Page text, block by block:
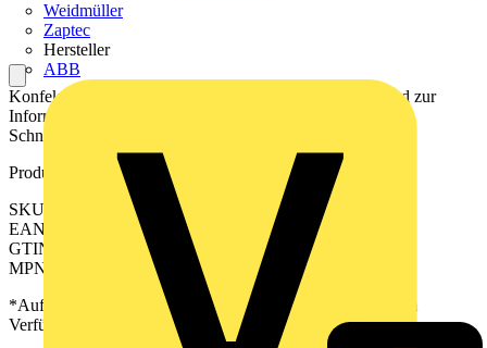
Weidmüller
Zaptec
Hersteller
ABB
Konfektioniertes Kabel für die elektrische Verbindung und zur
Informationsübertragung zwischen der SPS und einer SPS-
Schnittstelle.
Produktkennzeichen
SKU: 2579210100
EAN: 04099986601413
GTIN: 04099986601413
MPN: PAC-S1500-UNIU-V1-10M
*Auf Anfrage verfügbar - bitte in den Warenkorb legen, um
Verfügbarkeit zu prüfen